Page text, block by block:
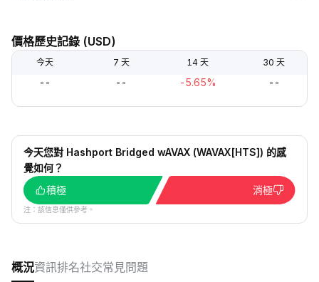
價格歷史記錄 (USD)
今天 7 天 14 天 30 天
-- -- -5.65% --
今天您對 Hashport Bridged wAVAX (WAVAX[HTS]) 的感
覺如何？
積極
消極
注：該信息僅供參考。
概況資訊排名社交常見問題